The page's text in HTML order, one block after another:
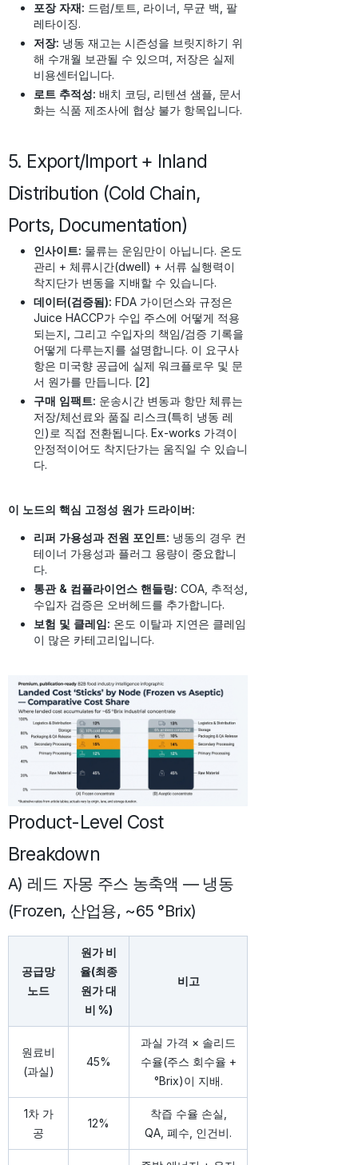
포장 자재: 드럼/토트, 라이너, 무균 백, 팔
레타이징.
저장: 냉동 재고는 시즌성을 브릿지하기 위
해 수개월 보관될 수 있으며, 저장은 실제
비용센터입니다.
로트 추적성: 배치 코딩, 리텐션 샘플, 문서
화는 식품 제조사에 협상 불가 항목입니다.
5. Export/Import + Inland
Distribution (Cold Chain,
Ports, Documentation)
인사이트: 물류는 운임만이 아닙니다. 온도
관리 + 체류시간(dwell) + 서류 실행력이
착지단가 변동을 지배할 수 있습니다.
데이터(검증됨): FDA 가이던스와 규정은
Juice HACCP가 수입 주스에 어떻게 적용
되는지, 그리고 수입자의 책임/검증 기록을
어떻게 다루는지를 설명합니다. 이 요구사
항은 미국향 공급에 실제 워크플로우 및 문
서 원가를 만듭니다. [2]
구매 임팩트: 운송시간 변동과 항만 체류는
저장/체선료와 품질 리스크(특히 냉동 레
인)로 직접 전환됩니다. Ex-works 가격이
안정적이어도 착지단가는 움직일 수 있습니
다.
이 노드의 핵심 고정성 원가 드라이버:
리퍼 가용성과 전원 포인트: 냉동의 경우 컨
테이너 가용성과 플러그 용량이 중요합니
다.
통관 & 컴플라이언스 핸들링: COA, 추적성,
수입자 검증은 오버헤드를 추가합니다.
보험 및 클레임: 온도 이탈과 지연은 클레임
이 많은 카테고리입니다.
Product-Level Cost
Breakdown
A) 레드 자몽 주스 농축액 — 냉동
(Frozen, 산업용, ~65 °Brix)
공급망
노드
원가 비
율(최종
원가 대
비 %)
비고
원료비
(과실)
45%
과실 가격 × 솔리드
수율(주스 회수율 +
°Brix)이 지배.
1차 가
공
12%
착즙 수율 손실,
QA, 폐수, 인건비.